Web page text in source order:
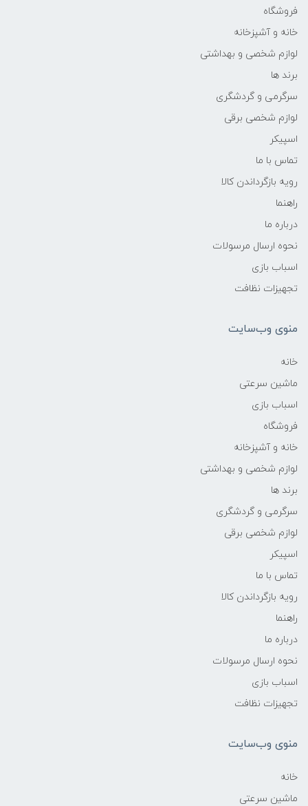
فروشگاه
خانه و آشپزخانه
لوازم شخصی و بهداشتی
برند ها
سرگرمی و گردشگری
لوازم شخصی برقی
اسپیکر
تماس با ما
رویه بازگرداندن کالا
راهنما
درباره ما
نحوه ارسال مرسولات
اسباب بازی
تجهیزات نظافت
منوی وب‌سایت
خانه
ماشین سرعتی
اسباب بازی
فروشگاه
خانه و آشپزخانه
لوازم شخصی و بهداشتی
برند ها
سرگرمی و گردشگری
لوازم شخصی برقی
اسپیکر
تماس با ما
رویه بازگرداندن کالا
راهنما
درباره ما
نحوه ارسال مرسولات
اسباب بازی
تجهیزات نظافت
منوی وب‌سایت
خانه
ماشین سرعتی